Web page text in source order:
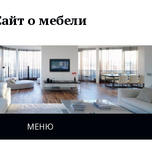
о мебели
МЕНЮ